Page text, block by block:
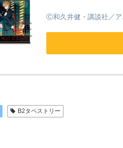
Ⓒ和久井健・講談社／ア
B2タペストリー